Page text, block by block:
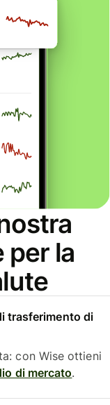
per la
trasferimento di
con Wise ottieni
di mercato.